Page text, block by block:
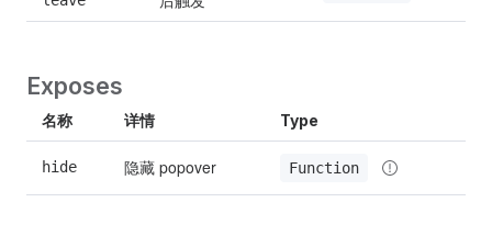
Exposes
名称 详情 Type
hide 隐藏 popover Function